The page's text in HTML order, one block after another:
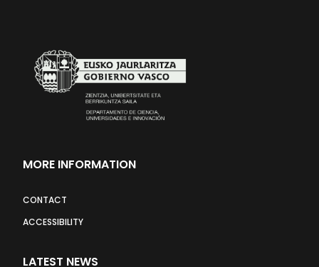
MORE INFORMATION
CONTACT
ACCESSIBILITY
LATEST NEWS